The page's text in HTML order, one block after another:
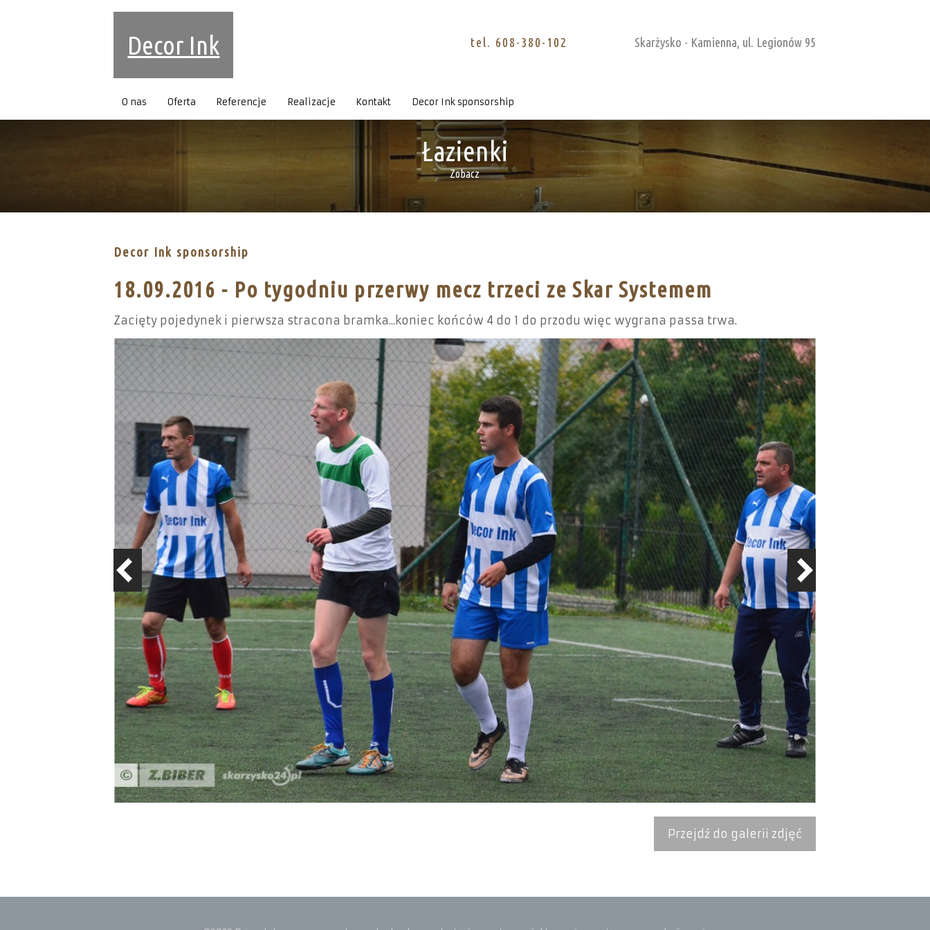
Decor Ink tel. 608-380-102 Skarżysko - Kamienna, ul. Legionów 95
O nas Oferta Referencje Realizacje Kontakt Decor Ink sponsorship
Łazienki
Zobacz
Decor Ink sponsorship
18.09.2016 - Po tygodniu przerwy mecz trzeci ze Skar Systemem
Zacięty pojedynek i pierwsza stracona bramka...koniec końców 4 do 1 do przodu więc wygrana passa trwa.
Przejdź do galerii zdjęć